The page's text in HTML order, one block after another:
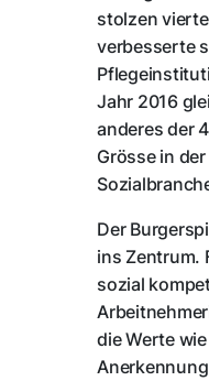
stolzen
verbesserte
Jahr 2016
anderes der
Grösse in
Der
ins Zentrum.
sozial
die Werte